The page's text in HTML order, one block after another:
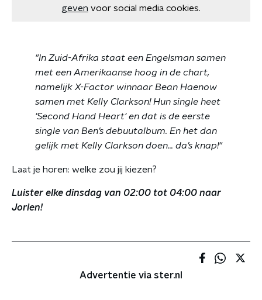
geven voor social media cookies.
"In Zuid-Afrika staat een Engelsman samen
met een Amerikaanse hoog in de chart,
namelijk X-Factor winnaar Bean Haenow
samen met Kelly Clarkson! Hun single heet
'Second Hand Heart' en dat is de eerste
single van Ben’s debuutalbum. En het dan
gelijk met Kelly Clarkson doen… da’s knap!"
Laat je horen: welke zou jij kiezen?
Luister elke dinsdag van 02:00 tot 04:00 naar
Jorien!
Advertentie via ster.nl